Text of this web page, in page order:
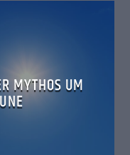
MYTHOS UM